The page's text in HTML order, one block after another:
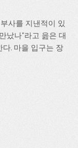
사를 지낸적이 있
났나"라고 읊은 대
. 마을 입구는 장